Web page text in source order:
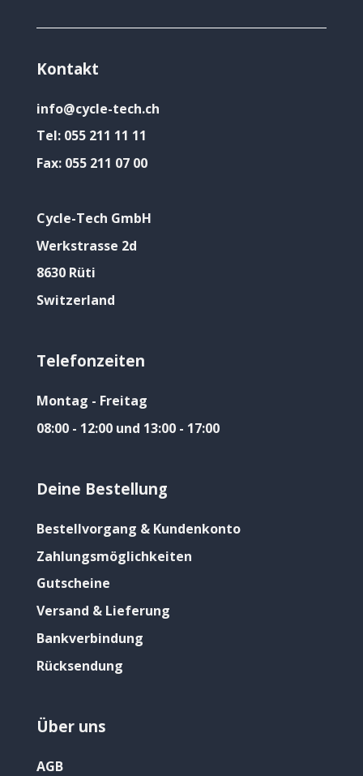
Kontakt
info@cycle-tech.ch
Tel: 055 211 11 11
Fax: 055 211 07 00
Cycle-Tech GmbH
Werkstrasse 2d
8630 Rüti
Switzerland
Telefonzeiten
Montag - Freitag
08:00 - 12:00 und 13:00 - 17:00
Deine Bestellung
Bestellvorgang & Kundenkonto
Zahlungsmöglichkeiten
Gutscheine
Versand & Lieferung
Bankverbindung
Rücksendung
Über uns
AGB